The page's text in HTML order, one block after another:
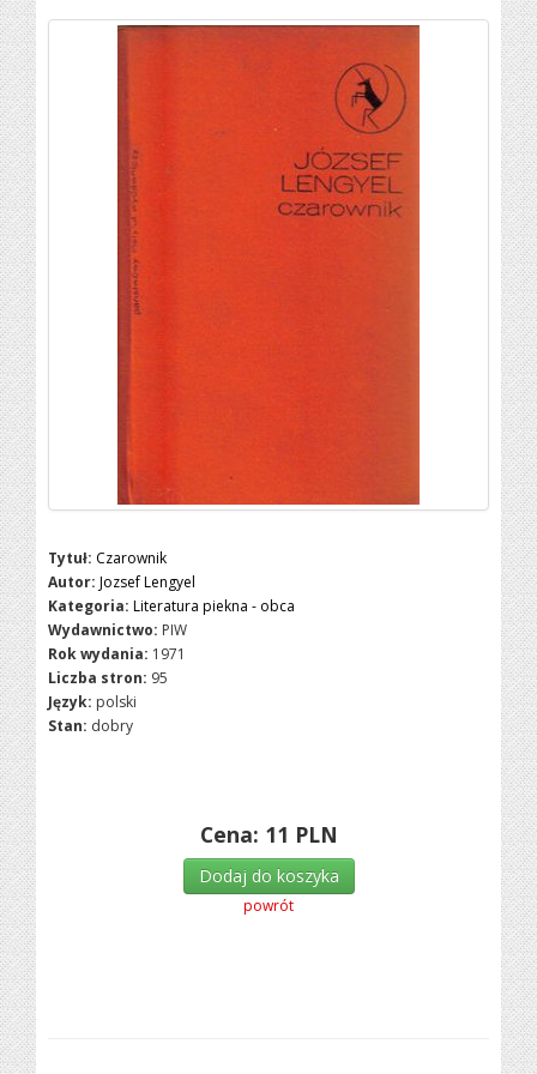
Tytuł: Czarownik
Autor: Jozsef Lengyel
Kategoria: Literatura piekna - obca
Wydawnictwo: PIW
Rok wydania: 1971
Liczba stron: 95
Język: polski
Stan: dobry
Cena: 11 PLN
Dodaj do koszyka
powrót